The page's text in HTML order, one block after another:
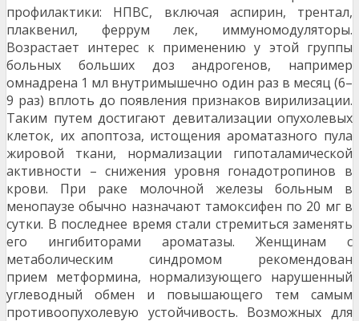
профилактики: НПВС, включая аспирин, трентал,
плаквенил, феррум лек, иммуномодуляторы.
Возрастает интерес к применению у этой группы
больных больших доз андрогенов, например
омнадрена 1 мл внутримышечно один раз в месяц (6–
9 раз) вплоть до появления признаков вирилизации.
Таким путем достигают девитализации опухолевых
клеток, их апоптоза, истощения ароматазного пула
жировой ткани, нормализации гипоталамической
активности – снижения уровня гонадотропинов в
крови. При раке молочной железы больным в
менопаузе обычно назначают тамоксифен по 20 мг в
сутки. В последнее время стали стремиться заменять
его ингибиторами ароматазы. Женщинам с
метаболическим синдромом рекомендован
прием метформина, нормализующего нарушенный
углеводный обмен и повышающего тем самым
противоопухолевую устойчивость. Возможных для